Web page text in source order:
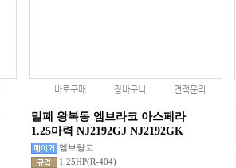
바로구매 장바구니 견적문의
밀폐 왕복동 엠브라코 아스페라
1.25마력 NJ2192GJ NJ2192GK
엠브랑코
1.25HP(R-404)